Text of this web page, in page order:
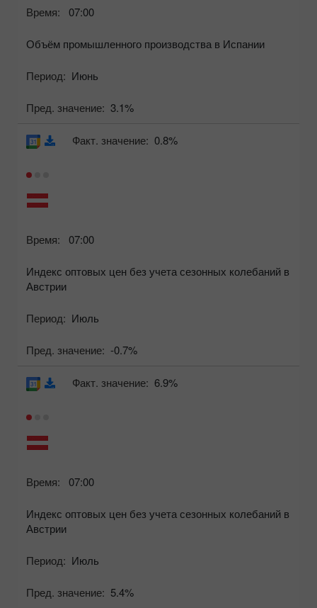
Время: 07:00
Объём промышленного производства в Испании
Период: Июнь
Пред. значение: 3.1%
Время: 07:00
Индекс оптовых цен без учета сезонных колебаний в
Австрии
Период: Июль
Пред. значение: -0.7%
Факт. значение: 0.8%
Время: 07:00
Индекс оптовых цен без учета сезонных колебаний в
Австрии
Период: Июль
Пред. значение: 5.4%
Факт. значение: 6.9%